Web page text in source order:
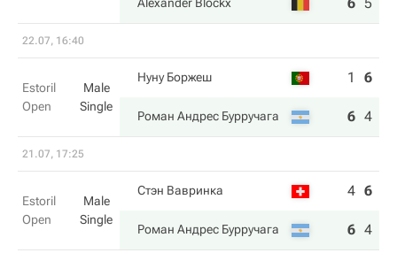
22.07, 16:40
Estoril
Open
Male
Single
Нуну Боржеш 1 6
Роман Андрес Бурручага 6 4
21.07, 17:25
Estoril
Open
Male
Single
Стэн Вавринка 4 6
Роман Андрес Бурручага 6 4